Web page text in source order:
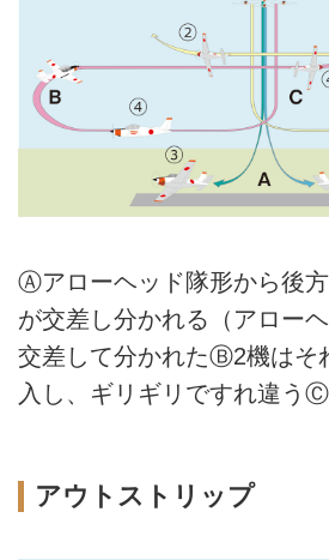
Ⓐアローヘッド隊形から後
が交差し分かれる（アローヘ
交差して分かれたⒷ2機はそ
入し、ギリギリですれ違うⒸ
アウトストリップ